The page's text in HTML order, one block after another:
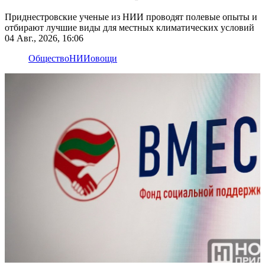
Приднестровские ученые из НИИ проводят полевые опыты и
отбирают лучшие виды для местных климатических условий
04 Авг., 2026, 16:06
ОбществоНИИовощи